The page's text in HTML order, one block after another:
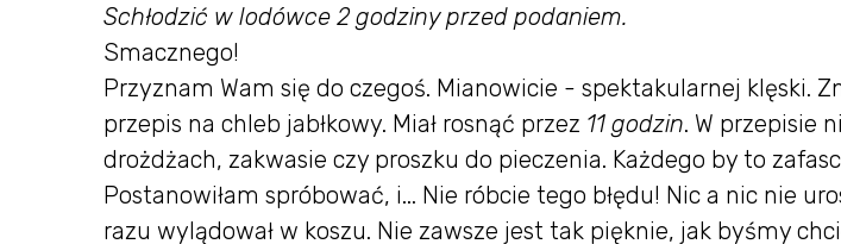
Schłodzić w lodówce 2 godziny przed podaniem.
Smacznego!
Przyznam Wam się do czegoś. Mianowicie - spektakularnej klęski.
przepis na chleb jabłkowy. Miał rosnąć przez 11 godzin. W przepisie
drożdżach, zakwasie czy proszku do pieczenia. Każdego by to
Postanowiłam spróbować, i... Nie róbcie tego błędu! Nic a nic nie
razu wylądował w koszu. Nie zawsze jest tak pięknie, jak byśmy